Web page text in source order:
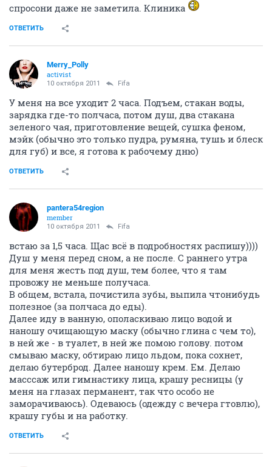
спросони даже не заметила. Клиника
ОТВЕТИТЬ
Merry_Polly
activist
10 октября 2011 Fifa
У меня на все уходит 2 часа. Подъем, стакан воды,
зарядка где-то полчаса, потом душ, два стакана
зеленого чая, приготовление вещей, сушка феном,
мэйк (обычно это только пудра, румяна, тушь и блеск
для губ) и все, я готова к рабочему дню)
ОТВЕТИТЬ
pantera54region
member
10 октября 2011 Fifa
встаю за 1,5 часа. Щас всё в подробностях распишу))))
Душ у меня перед сном, а не после. С раннего утра
для меня жесть под душ, тем более, что я там
провожу не меньше получаса.
В общем, встала, почистила зубы, выпила чтонибудь
полезное (за полчаса до еды).
Далее иду в ванную, ополаскиваю лицо водой и
наношу очищающую маску (обычно глина с чем то),
в ней же - в туалет, в ней же помою голову. потом
смываю маску, обтираю лицо льдом, пока сохнет,
делаю бутерброд. Далее наношу крем. Ем. Делаю
масссаж или гимнастику лица, крашу ресницы (у
меня на глазах перманент, так что особо не
заморачиваюсь). Одеваюсь (одежду с вечера гтовлю),
крашу губы и на работку.
ОТВЕТИТЬ